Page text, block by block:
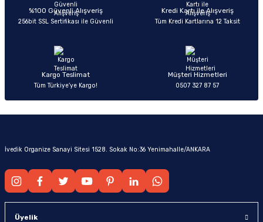
%100 Güvenli Alışveriş
256bit SSL Sertifikası ile Güvenli
Kredi Kartı ile Alışveriş
Tüm Kredi Kartlarına 12 Taksit
Kargo Teslimat
Tüm Türkiye’ye Kargo!
Müşteri Hizmetleri
0507 327 87 57
İvedik Organize Sanayi Sitesi 1528. Sokak No:36 Yenimahalle/ANKARA
Üyelik